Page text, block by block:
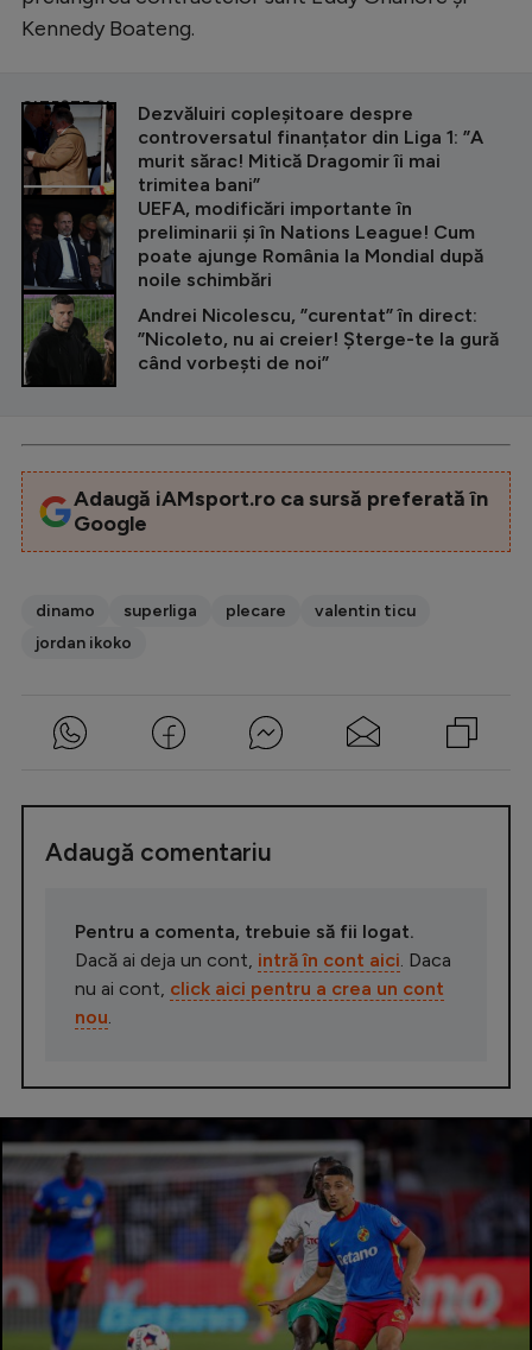
Kennedy Boateng.
CITEȘTE ȘI
Dezvăluiri copleșitoare despre
controversatul finanțator din Liga 1: ”A
murit sărac! Mitică Dragomir îi mai
trimitea bani”
UEFA, modificări importante în
preliminarii și în Nations League! Cum
poate ajunge România la Mondial după
noile schimbări
Andrei Nicolescu, ”curentat” în direct:
”Nicoleto, nu ai creier! Șterge-te la gură
când vorbești de noi”
Adaugă iAMsport.ro ca sursă preferată în
Google
dinamo superliga plecare
valentin ticu
jordan ikoko
Adaugă comentariu
Pentru a comenta, trebuie să fii logat.
Dacă ai deja un cont, intră în cont aici . Daca
nu ai cont, click aici pentru a crea un cont
nou